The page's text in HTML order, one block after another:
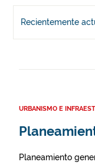
Recientemente
URBANISMO E
Planeamiento